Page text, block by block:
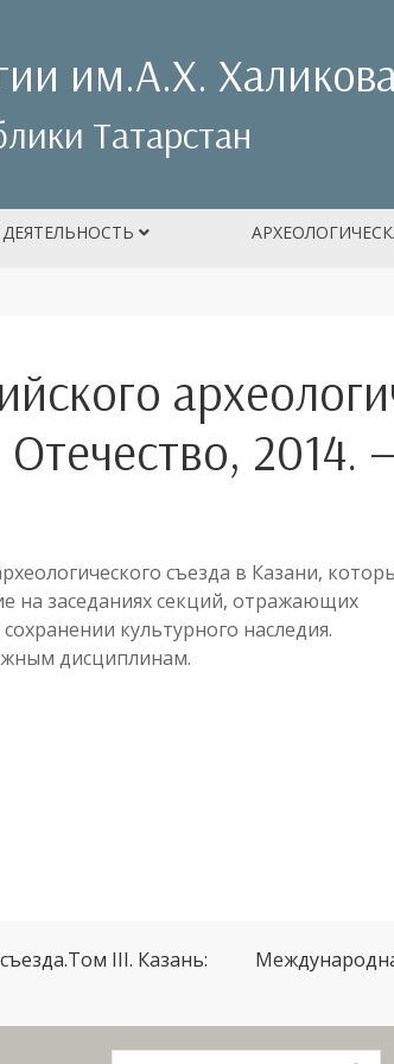
им.А.Х.
Татарстан
ДЕЯТЕЛЬНОСТЬ
2014.
съезда в Казани,
на заседаниях секций, отражающих
культурного наследия.
дисциплинам.
III. Казань: